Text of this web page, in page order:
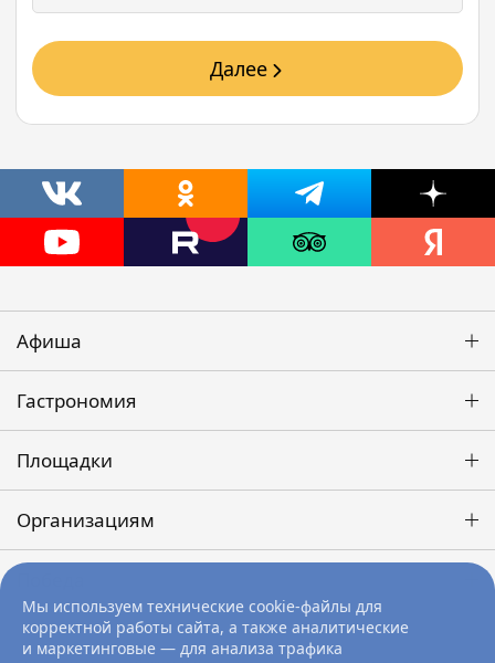
Мы используем технические cookie-файлы для
корректной работы сайта, а также аналитические
и маркетинговые — для анализа трафика
Далее
Афиша
Гастрономия
Площадки
Организациям